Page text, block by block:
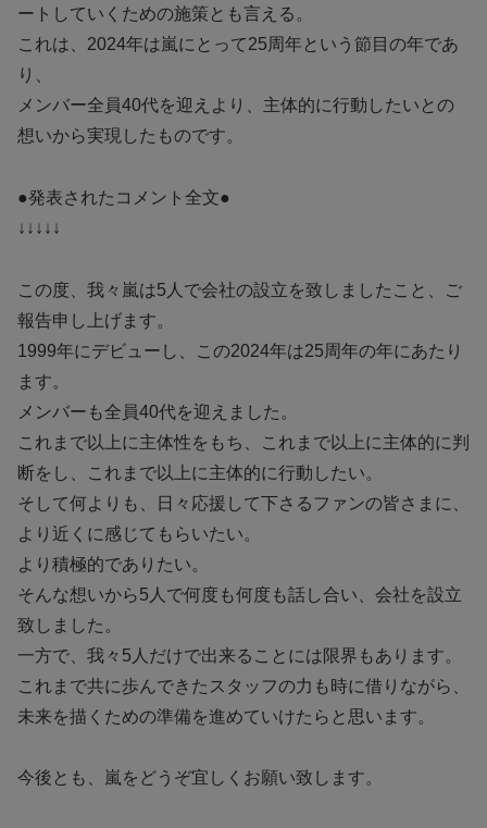
ートしていくための施策とも言える。
これは、2024年は嵐にとって25周年という節目の年であ
り、
メンバー全員40代を迎えより、主体的に行動したいとの
想いから実現したものです。
●発表されたコメント全文●
↓↓↓↓↓
この度、我々嵐は5人で会社の設立を致しましたこと、ご
報告申し上げます。
1999年にデビューし、この2024年は25周年の年にあたり
ます。
メンバーも全員40代を迎えました。
これまで以上に主体性をもち、これまで以上に主体的に判
断をし、これまで以上に主体的に行動したい。
そして何よりも、日々応援して下さるファンの皆さまに、
より近くに感じてもらいたい。
より積極的でありたい。
そんな想いから5人で何度も何度も話し合い、会社を設立
致しました。
一方で、我々5人だけで出来ることには限界もあります。
これまで共に歩んできたスタッフの力も時に借りながら、
未来を描くための準備を進めていけたらと思います。
今後とも、嵐をどうぞ宜しくお願い致します。